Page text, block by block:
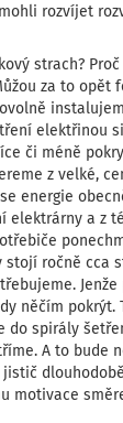
rozvíjet
strach?
za to opět
elektřinou
či méně
z velké,
energie
elektrárny a z
stojí ročně cca
něčím pokrýt.
do spirály
A to bude
motivace